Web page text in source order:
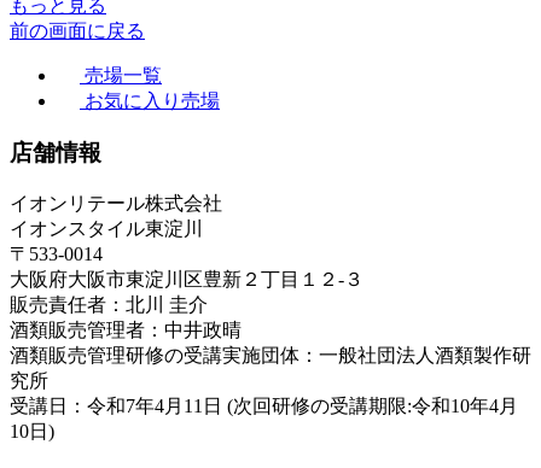
もっと見る
前の画面に戻る
売場一覧
お気に入り売場
店舗情報
イオンリテール株式会社
イオンスタイル東淀川
〒533-0014
大阪府大阪市東淀川区豊新２丁目１２-３
販売責任者：北川 圭介
酒類販売管理者：中井政晴
酒類販売管理研修の受講実施団体：一般社団法人酒類製作研
究所
受講日：令和7年4月11日 (次回研修の受講期限:令和10年4月
10日)